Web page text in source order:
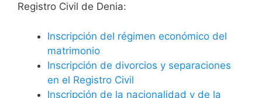
Registro Civil de Denia:
Inscripción del régimen económico del
matrimonio
Inscripción de divorcios y separaciones
en el Registro Civil
Inscripción de la nacionalidad y de la